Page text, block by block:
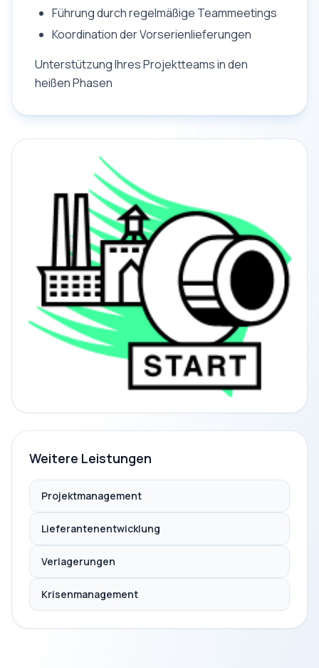
Führung durch regelmäßige Teammeetings
Koordination der Vorserienlieferungen
Unterstützung Ihres Projektteams in den
heißen Phasen
Weitere Leistungen
Projektmanagement
Lieferantenentwicklung
Verlagerungen
Krisenmanagement